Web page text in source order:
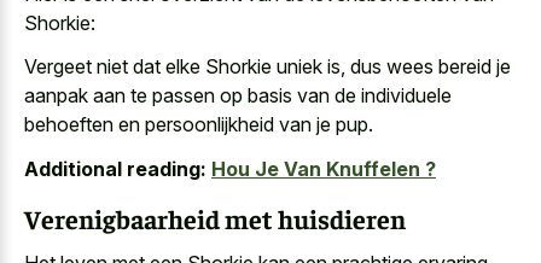
Shorkie:
Vergeet niet dat elke Shorkie uniek is, dus wees bereid je
aanpak aan te passen op basis van de individuele
behoeften en persoonlijkheid van je pup.
Additional reading: Hou Je Van Knuffelen ?
Verenigbaarheid met huisdieren